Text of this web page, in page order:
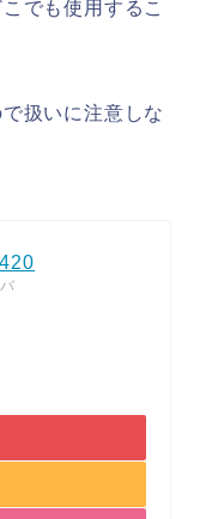
でも使用するこ
扱いに注意しな